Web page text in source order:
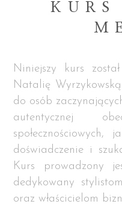
KURS
Niniejszy kurs
Natalię
do osób
autentycznej
doświadczenie i
Kurs prowadzony
dedykowany
oraz właścicielom